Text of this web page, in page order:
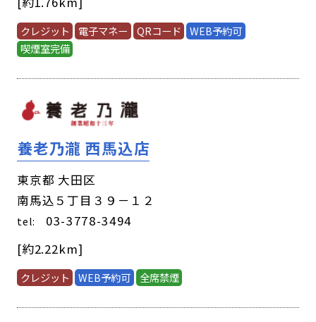
クレジット 電子マネー QRコード
WEB予約可
喫煙室完備
養老乃瀧 西馬込店
東京都 大田区
南馬込５丁目３９－１２
tel: 03-3778-3494
[約2.22km]
クレジット WEB予約可 全席禁煙